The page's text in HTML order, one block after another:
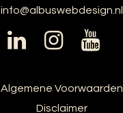
info@albuswebdesign.nl
Algemene Voorwaarden
Disclaimer